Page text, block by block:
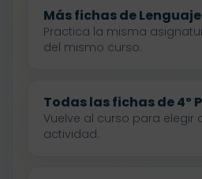
Más fichas de
Practica la misma
del mismo curso.
Todas las fichas de 4º
Vuelve al curso para elegir
actividad.